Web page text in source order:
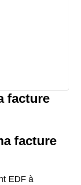
facture
facture
EDF à